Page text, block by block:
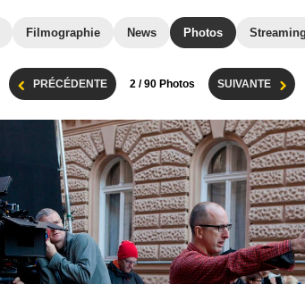
Filmographie News Photos Streaming
PRÉCÉDENTE 2 / 90 Photos SUIVANTE